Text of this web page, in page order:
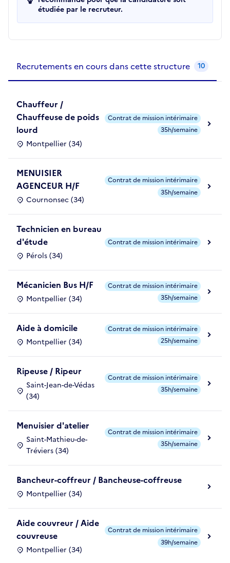
étudiée par le recruteur.
Recrutements en cours dans cette structure 10
Chauffeur /
Chauffeuse de poids
lourd
Montpellier (34)
Contrat de mission intérimaire
35h/semaine
MENUISIER
AGENCEUR H/F
Cournonsec (34)
Contrat de mission intérimaire
35h/semaine
Technicien en bureau
d'étude
Pérols (34)
Contrat de mission intérimaire
Mécanicien Bus H/F
Montpellier (34)
Contrat de mission intérimaire
35h/semaine
Aide à domicile
Montpellier (34)
Contrat de mission intérimaire
25h/semaine
Ripeuse / Ripeur
Saint-Jean-de-Védas
(34)
Contrat de mission intérimaire
35h/semaine
Menuisier d'atelier
Saint-Mathieu-de-
Tréviers (34)
Contrat de mission intérimaire
35h/semaine
Bancheur-coffreur / Bancheuse-coffreuse
Montpellier (34)
Aide couvreur / Aide
couvreuse
Montpellier (34)
Contrat de mission intérimaire
39h/semaine